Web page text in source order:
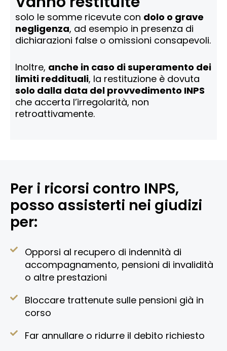
solo le somme ricevute con dolo o grave
negligenza, ad esempio in presenza di
dichiarazioni false o omissioni consapevoli.
Inoltre, anche in caso di superamento dei
limiti reddituali, la restituzione è dovuta
solo dalla data del provvedimento INPS
che accerta l’irregolarità, non
retroattivamente.
Per i ricorsi contro INPS,
posso assisterti nei giudizi
per:
Opporsi al recupero di indennità di
accompagnamento, pensioni di invalidità
o altre prestazioni
Bloccare trattenute sulle pensioni già in
corso
Far annullare o ridurre il debito richiesto